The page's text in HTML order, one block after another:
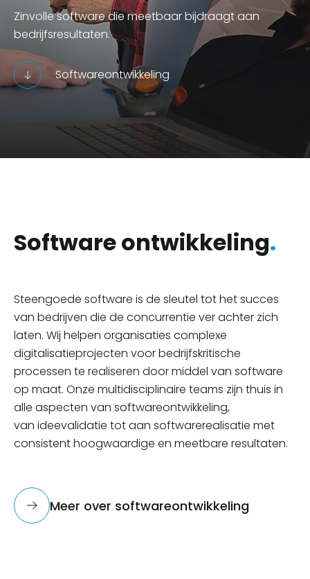
Zinvolle software die meetbaar bijdraagt aan
bedrijfsresultaten.
Softwareontwikkeling
Software ontwikkeling.
Steengoede software is de sleutel tot het succes
van bedrijven die de concurrentie ver achter zich
laten. Wij helpen organisaties complexe
digitalisatieprojecten voor bedrijfskritische
processen te realiseren door middel van software
op maat. Onze multidisciplinaire teams zijn thuis in
alle aspecten van softwareontwikkeling,
van ideevalidatie tot aan softwarerealisatie met
consistent hoogwaardige en meetbare resultaten.
Meer over softwareontwikkeling